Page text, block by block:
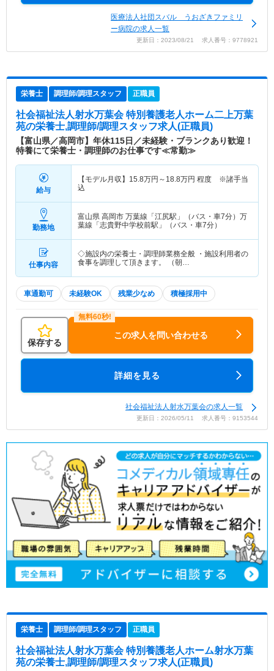
医療法人社団スバル うおざきファミリ
ー病院の求人一覧
更新日：2023/08/21 求人番号：9778921
栄養士 調理師/調理スタッフ 正職員
社会福祉法人射水万葉会 特別養護老人ホーム二上万葉
苑の栄養士,調理師/調理スタッフ求人(正職員)
【富山県／高岡市】年休115日／未経験・ブランクあり歓迎！
特養にて栄養士・調理師のお仕事です≪常勤≫
給与
【モデル月収】 15.8万円～ 18.8万円 程度 ※諸手当
込
勤務地
富山県 高岡市 万葉線「江尻駅」（バス・車7分）万
葉線「志貴野中学校前駅」（バス・車7分）
仕事内容
◇施設内の栄養士・調理師業務全般 ・施設利用者の
食事を調理して頂きます。 （朝…
車通勤可 未経験OK 残業少なめ 積極採用中
保存する
この求人を問い合わせる
詳細を見る
社会福祉法人射水万葉会の求人一覧
更新日：2026/05/11 求人番号：9153544
栄養士 調理師/調理スタッフ 正職員
社会福祉法人射水万葉会 特別養護老人ホーム射水万葉
苑の栄養士,調理師/調理スタッフ求人(正職員)